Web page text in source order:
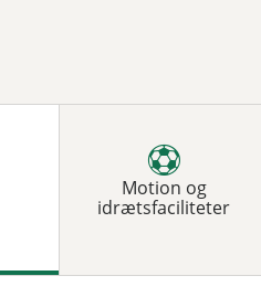
Motion og
idrætsfaciliteter